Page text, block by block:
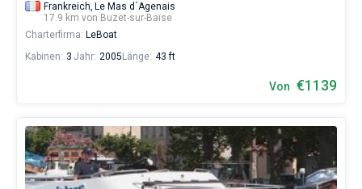
Frankreich, Le Mas d´Agenais
17.9 km von Buzet-sur-Baïse
Charterfirma: LeBoat
Kabinen: 3 Jahr: 2005 Länge: 43 ft
Von €1139